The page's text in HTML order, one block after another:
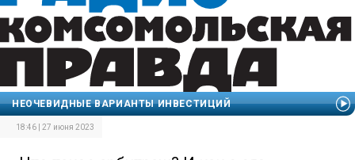
НЕОЧЕВИДНЫЕ ВАРИАНТЫ ИНВЕСТИЦИЙ
18:46 | 27 июня 2023